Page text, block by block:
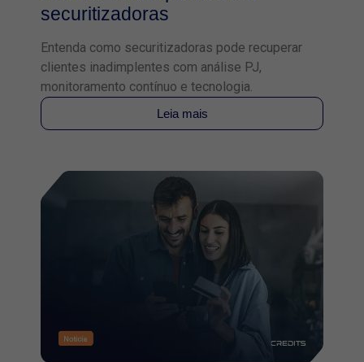
securitizadoras
Entenda como securitizadoras pode recuperar
clientes inadimplentes com análise PJ,
monitoramento contínuo e tecnologia.
Leia mais